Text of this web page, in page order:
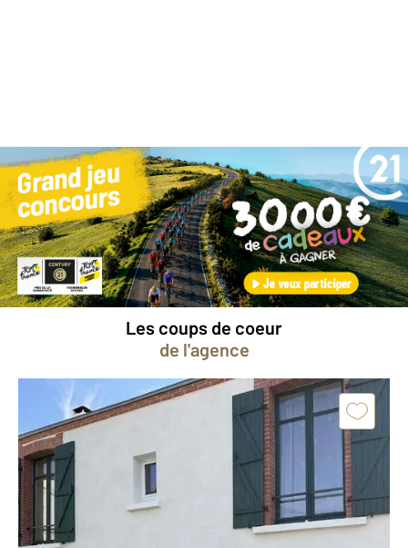
Besoin d'une estimation
gratuitepour votre bien ?
Prendre rendez-vous avec un professionnel
Les coups de coeur
de l'agence